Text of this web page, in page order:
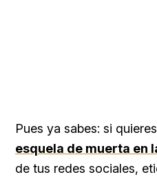
Pues ya sabes: si
esquela de muerta en
de tus redes sociales,